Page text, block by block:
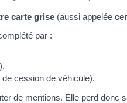
carte grise(aussi appelée
par :
cession de véhicule).
de mentions. Elle perd donc